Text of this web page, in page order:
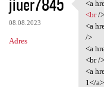
08.08.2023
Adres
<a
<a
<br/>
<a
/>
<a
<br />
<a
1</